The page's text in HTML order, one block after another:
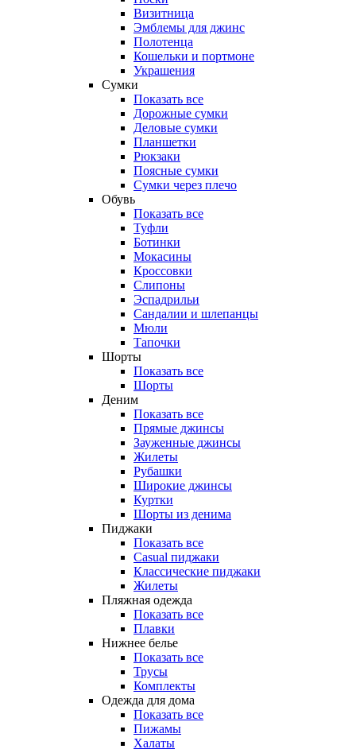
Визитница
Эмблемы для джинс
Полотенца
Кошельки и портмоне
Украшения
Сумки
Показать все
Дорожные сумки
Деловые сумки
Планшетки
Рюкзаки
Поясные сумки
Сумки через плечо
Обувь
Показать все
Туфли
Ботинки
Мокасины
Кроссовки
Слипоны
Эспадрильи
Сандалии и шлепанцы
Мюли
Тапочки
Шорты
Показать все
Шорты
Деним
Показать все
Прямые джинсы
Зауженные джинсы
Жилеты
Рубашки
Широкие джинсы
Куртки
Шорты из денима
Пиджаки
Показать все
Casual пиджаки
Классические пиджаки
Жилеты
Пляжная одежда
Показать все
Плавки
Нижнее белье
Показать все
Трусы
Комплекты
Одежда для дома
Показать все
Пижамы
Халаты